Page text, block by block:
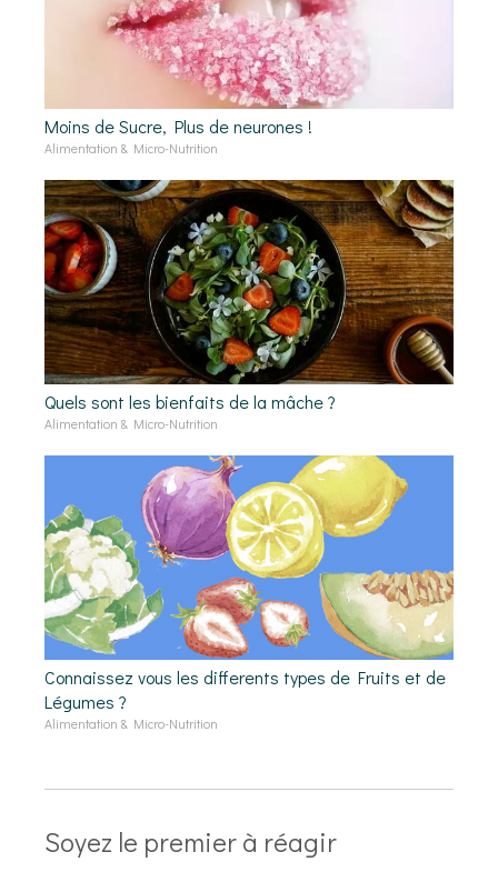
Moins de Sucre, Plus de neurones !
Alimentation & Micro-Nutrition
Quels sont les bienfaits de la mâche ?
Alimentation & Micro-Nutrition
Connaissez vous les differents types de Fruits et de
Légumes ?
Alimentation & Micro-Nutrition
Soyez le premier à réagir